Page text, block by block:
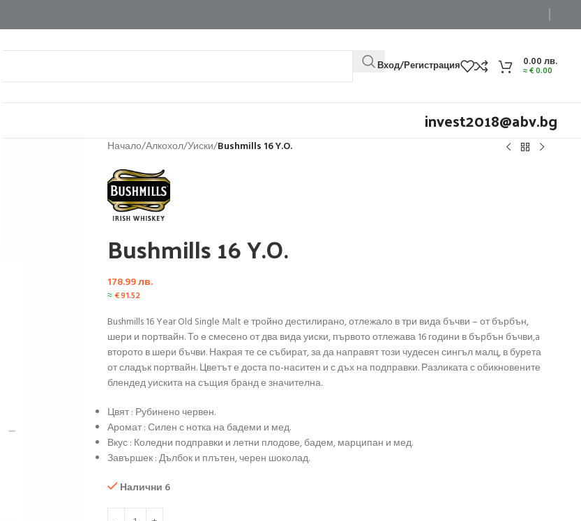
Вход/Регистрация 0.00лв.
≈€0.00
invest2018@abv.bg
Начало/Алкохол/Уиски/Bushmills 16 Y.O.
Bushmills 16 Y.O.
178.99лв.
≈€91.52
Bushmills 16 Year Old Single Malt е тройно дестилирано, отлежало в три вида бъчви – от бърбън,
шери и портвайн. То е смесено от два вида уиски, първото отлежава 16 години в бърбън бъчви,a
второто в шери бъчви. Накрая те се събират, за да направят този чудесен сингъл малц, в бурета
от сладък портвайн. Цветът е доста по-наситен и с дъх на подправки. Разликата с обикновените
блендед уискита на същия бранд е значителна.
Цвят : Рубинено червен.
Аромат : Силен с нотка на бадеми и мед.
Вкус : Коледни подправки и летни плодове, бадем, марципан и мед.
Завършек : Дълбок и плътен, черен шоколад.
Налични 6